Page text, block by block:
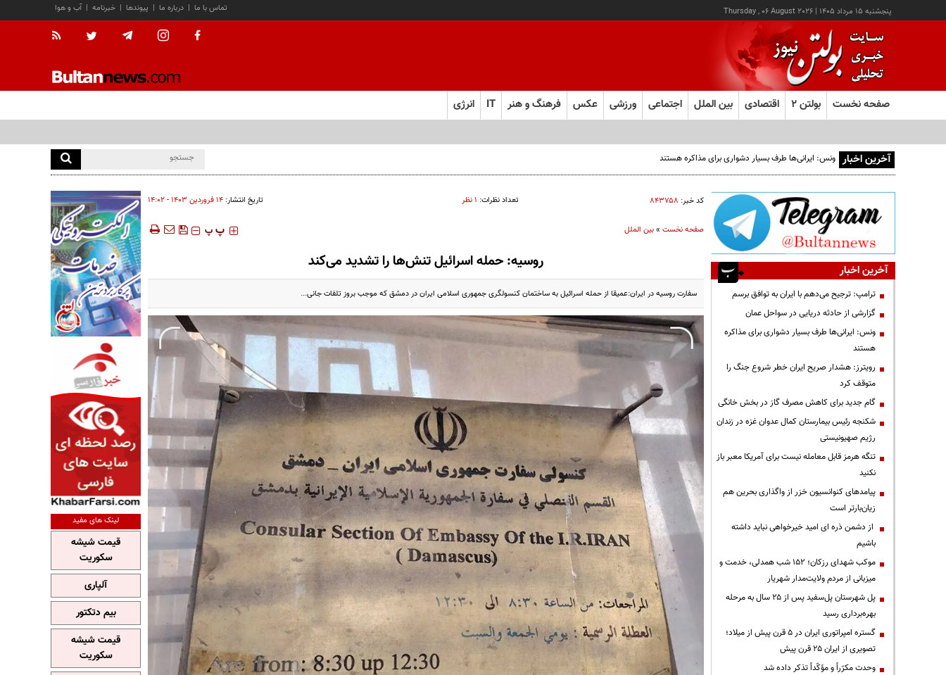
پنجشنبه ۱۵ مرداد ۱۴۰۵ |
Thursday , 06 August 2026 آب و هوا | خبرنامه | پیوندها | درباره ما | تماس با ما
صفحه نخست بولتن ۲ اقتصادی بین الملل اجتماعی ورزشی عکس فرهنگ و هنر IT انرژی
آخرین اخبار ونس: ایرانی‌ها طرف بسیار دشواری برای مذاکره هستند
کد خبر: ۸۴۳۷۵۸ تعداد نظرات: ۱ نظر تاریخ انتشار: ۱۴ فروردين ۱۴۰۳ - ۱۴:۰۲
صفحه نخست»بین الملل ‍‍‍ پ پ
روسیه: حمله اسرائیل تنش‌ها را تشدید می‌کند
سفارت روسیه در ایران:عمیقا از حمله اسرائیل به ساختمان کنسولگری جمهوری اسلامی ایران در دمشق که موجب بروز تلفات جانی...
آخرین اخبار
ترامپ: ترجیح می‌دهم با ایران به توافق برسم
گزارشی از حادثه دریایی در سواحل عمان
ونس: ایرانی‌ها طرف بسیار دشواری برای مذاکره
هستند
رویترز: هشدار صریح ایران خطر شروع جنگ را
متوقف کرد
گام جدید برای کاهش مصرف گاز در بخش خانگی
شکنجه رئیس بیمارستان کمال عدوان غزه در زندان
رژیم صهیونیستی
تنگه هرمز قابل معامله نیست برای آمریکا معبر باز
نکنید
پیامدهای کنوانسیون خزر از واگذاری بحرین هم
زیان‌بارتر است
از دشمن ذره ای امید خیرخواهی نباید داشته
باشیم
موکب شهدای رزکان؛ ۱۵۲ شب همدلی، خدمت و
میزبانی از مردم ولایت‌مدار شهریار
پل شهرستان پل‌سفید پس از ۲۵ سال به مرحله
بهره‌برداری رسید
گستره امپراتوری ایران در ۵ قرن پیش از میلاد؛
تصویری از ایران ۲۵ قرن پیش
وحدت مکرّراً و مؤکّداً تذکر داده شد
لینک های مفید
قیمت شیشه
سکوریت
آلپاری
بیم دتکتور
قیمت شیشه
سکوریت